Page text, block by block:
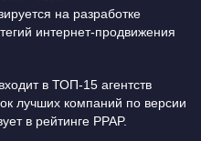
на разработке
интернет-продвижения
в ТОП-15 агентств
лучших компаний по версии
в рейтинге PPAP.